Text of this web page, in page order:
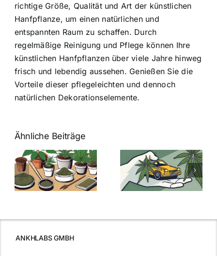
richtige Größe, Qualität und Art der künstlichen
Hanfpflanze, um einen natürlichen und
entspannten Raum zu schaffen. Durch
regelmäßige Reinigung und Pflege können Ihre
künstlichen Hanfpflanzen über viele Jahre hinweg
frisch und lebendig aussehen. Genießen Sie die
Vorteile dieser pflegeleichten und dennoch
natürlichen Dekorationselemente.
Ähnliche Beiträge
Neue THC-
Grenzwert-
Regelung:
Was Sie über
Cannabis und
müssen
Cannabis
Samen
kaufen: Alles
was Sie
ANKHLABS GMBH